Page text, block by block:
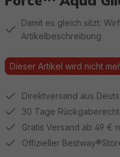
Damit es gleich sitzt:
Artikelbeschreibung
Dieser Artikel wird nicht
Direktversand aus
30 Tage Rückgaberecht
Gratis Versand ab 49 €
Offizieller